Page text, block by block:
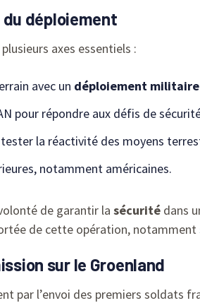
déploiement
axes essentiels :
avec un déploiement militaire
pour répondre aux défis de
la réactivité des moyens
notamment américaines.
de garantir la sécurité dans
de cette opération, notamment
sur le Groenland
par l’envoi des premiers soldats